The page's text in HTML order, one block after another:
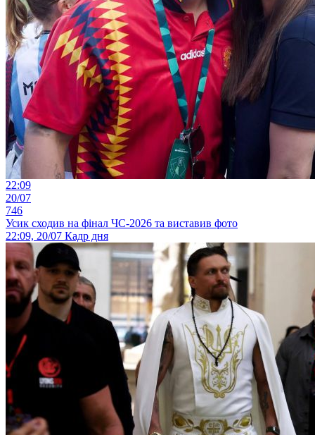
22:09
20/07
746
Усик сходив на фінал ЧС-2026 та виставив фото
22:09, 20/07 Кадр дня